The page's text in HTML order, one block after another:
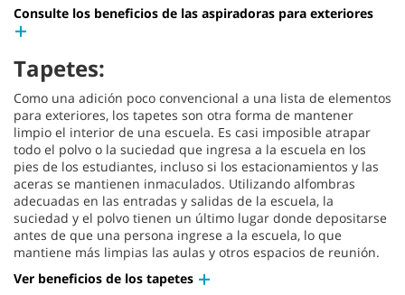
Consulte los beneficios de las aspiradoras para exteriores
Tapetes:
Como una adición poco convencional a una lista de elementos
para exteriores, los tapetes son otra forma de mantener
limpio el interior de una escuela. Es casi imposible atrapar
todo el polvo o la suciedad que ingresa a la escuela en los
pies de los estudiantes, incluso si los estacionamientos y las
aceras se mantienen inmaculados. Utilizando alfombras
adecuadas en las entradas y salidas de la escuela, la
suciedad y el polvo tienen un último lugar donde depositarse
antes de que una persona ingrese a la escuela, lo que
mantiene más limpias las aulas y otros espacios de reunión.
Ver beneficios de los tapetes